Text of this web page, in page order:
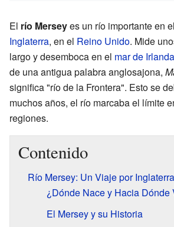
El río Merseyes un río importante en
Inglaterra, en el Reino Unido. Mide
largo y desemboca en el mar de Irlanda
de una antigua palabra anglosajona,
significa "río de la Frontera". Esto se
muchos años, el río marcaba el límite
regiones.
Contenido
Río Mersey: Un Viaje por Inglaterra
¿Dónde Nace y Hacia Dónde
El Mersey y su Historia